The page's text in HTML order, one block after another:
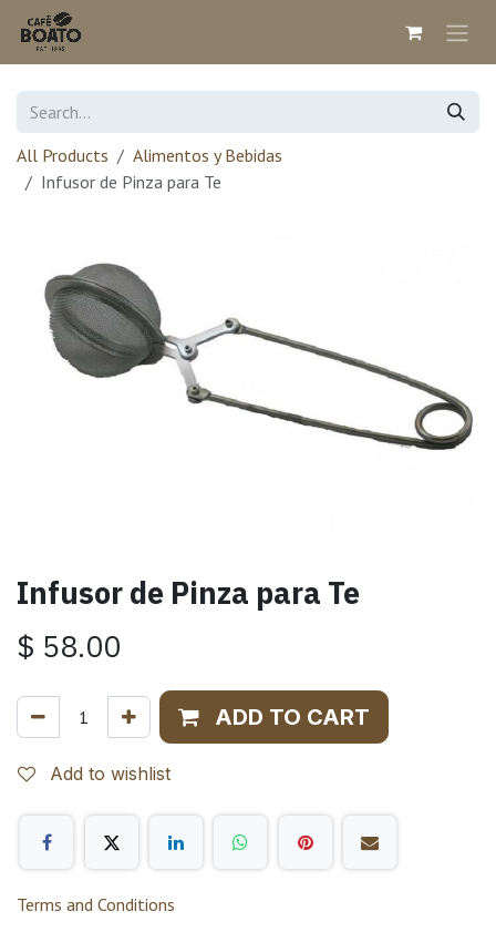
Skip to Content
All Products
Alimentos y Bebidas
Infusor de Pinza para Te
Infusor de Pinza para Te
$ 58.00
ADD TO CART
Add to wishlist
Terms and Conditions